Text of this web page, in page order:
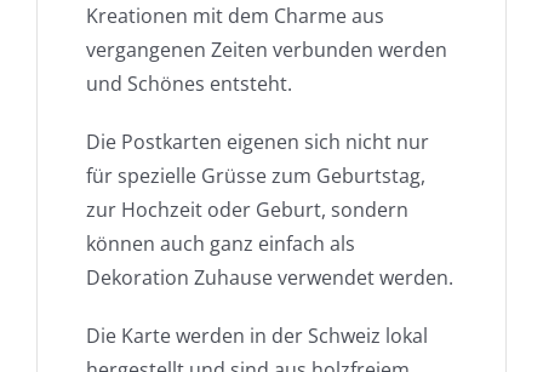
Kreationen mit dem Charme aus
vergangenen Zeiten verbunden werden
und Schönes entsteht.
Die Postkarten eigenen sich nicht nur
für spezielle Grüsse zum Geburtstag,
zur Hochzeit oder Geburt, sondern
können auch ganz einfach als
Dekoration Zuhause verwendet werden.
Die Karte werden in der Schweiz lokal